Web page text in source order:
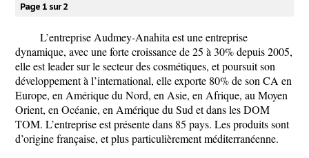
Page 1 sur 2
L’entreprise Audmey-Anahita est une entreprise
dynamique, avec une forte croissance de 25 à 30% depuis 2005,
elle est leader sur le secteur des cosmétiques, et poursuit son
développement à l’international, elle exporte 80% de son CA en
Europe, en Amérique du Nord, en Asie, en Afrique, au Moyen
Orient, en Océanie, en Amérique du Sud et dans les DOM
TOM. L’entreprise est présente dans 85 pays. Les produits sont
d’origine française, et plus particulièrement méditerranéenne.